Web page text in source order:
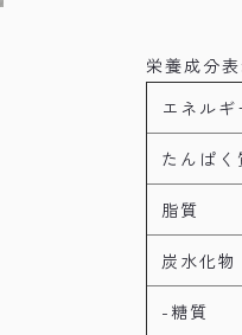
栄養成分
エネルギ
たんぱく
脂質
炭水化物
-糖質